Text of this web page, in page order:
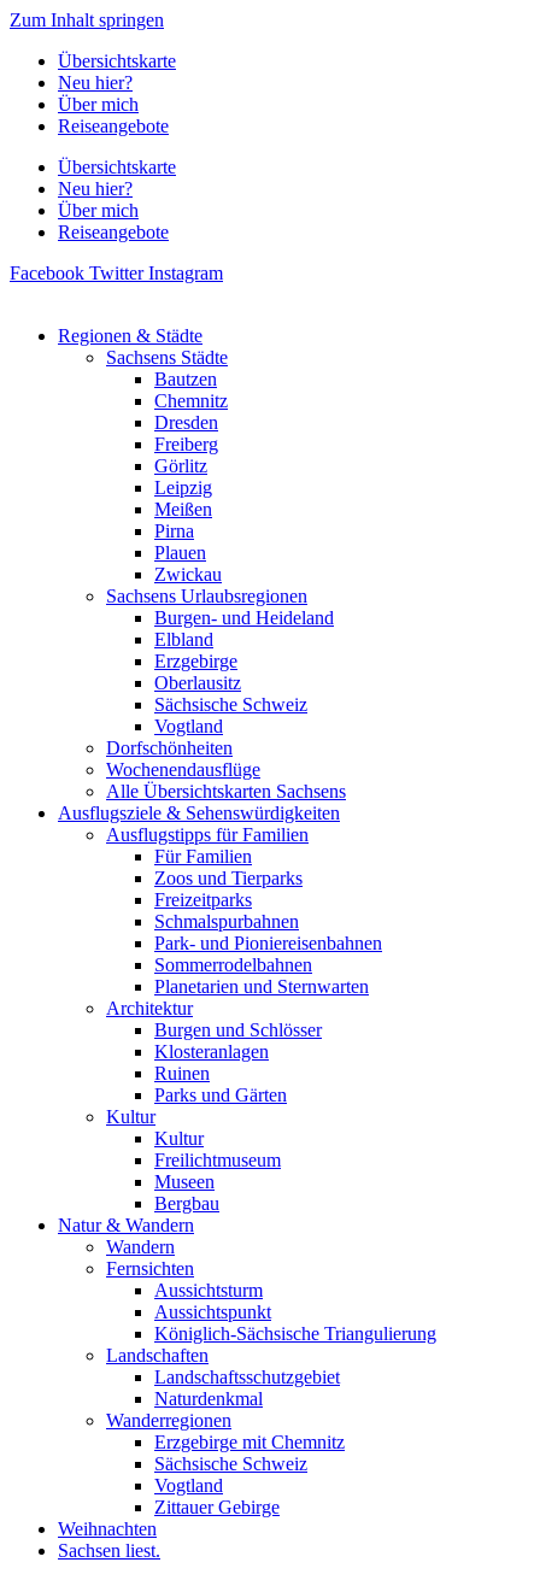
Zum Inhalt springen
Übersichtskarte
Neu hier?
Über mich
Reiseangebote
Übersichtskarte
Neu hier?
Über mich
Reiseangebote
Facebook Twitter Instagram
Regionen & Städte
Sachsens Städte
Bautzen
Chemnitz
Dresden
Freiberg
Görlitz
Leipzig
Meißen
Pirna
Plauen
Zwickau
Sachsens Urlaubsregionen
Burgen- und Heideland
Elbland
Erzgebirge
Oberlausitz
Sächsische Schweiz
Vogtland
Dorfschönheiten
Wochenendausflüge
Alle Übersichtskarten Sachsens
Ausflugsziele & Sehenswürdigkeiten
Ausflugstipps für Familien
Für Familien
Zoos und Tierparks
Freizeitparks
Schmalspurbahnen
Park- und Pioniereisenbahnen
Sommerrodelbahnen
Planetarien und Sternwarten
Architektur
Burgen und Schlösser
Klosteranlagen
Ruinen
Parks und Gärten
Kultur
Kultur
Freilichtmuseum
Museen
Bergbau
Natur & Wandern
Wandern
Fernsichten
Aussichtsturm
Aussichtspunkt
Königlich-Sächsische Triangulierung
Landschaften
Landschaftsschutzgebiet
Naturdenkmal
Wanderregionen
Erzgebirge mit Chemnitz
Sächsische Schweiz
Vogtland
Zittauer Gebirge
Weihnachten
Sachsen liest.